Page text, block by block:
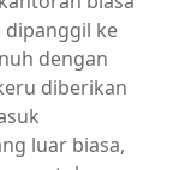
ke
dengan
diberikan
luar biasa,